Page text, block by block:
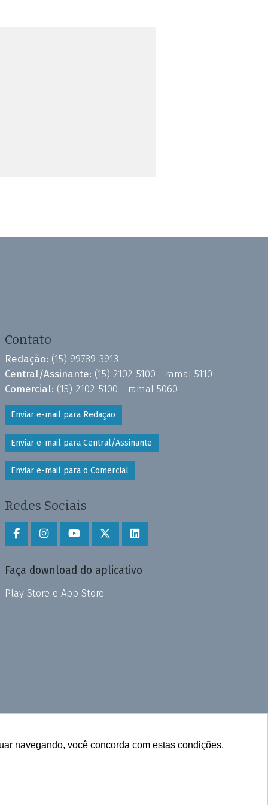
navegando, você concorda com estas condições.
Contato
Redação: (15) 99789-3913
Central/Assinante: (15) 2102-5100 - ramal 5110
Comercial: (15) 2102-5100 - ramal 5060
Enviar e-mail para Redação
Enviar e-mail para Central/Assinante
Enviar e-mail para o Comercial
Redes Sociais
Faça download do aplicativo
Play Store e App Store